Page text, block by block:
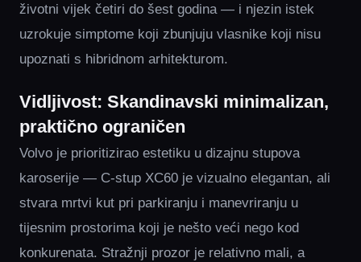
životni vijek četiri do šest godina — i njezin istek
uzrokuje simptome koji zbunjuju vlasnike koji nisu
upoznati s hibridnom arhitekturom.
Vidljivost: Skandinavski minimalizan,
praktično ograničen
Volvo je prioritizirao estetiku u dizajnu stupova
karoserije — C-stup XC60 je vizualno elegantan, ali
stvara mrtvi kut pri parkiranju i manevriranju u
tijesnim prostorima koji je nešto veći nego kod
konkurenata. Stražnji prozor je relativno mali, a